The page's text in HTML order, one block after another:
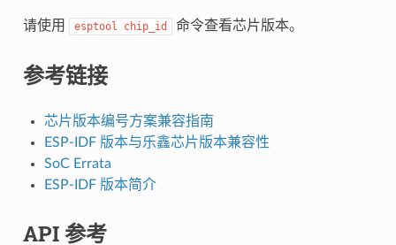
请使用 esptool chip_id 命令查看芯片版本。
参考链接
芯片版本编号方案兼容指南
ESP-IDF 版本与乐鑫芯片版本兼容性
SoC Errata
ESP-IDF 版本简介
API 参考